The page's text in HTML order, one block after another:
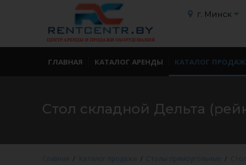
г. Минск
ГЛАВНАЯ КАТАЛОГ АРЕНДЫ КАТАЛОГ
Стол складной Дельта
Главная Каталог продажи Столы прямоугольные